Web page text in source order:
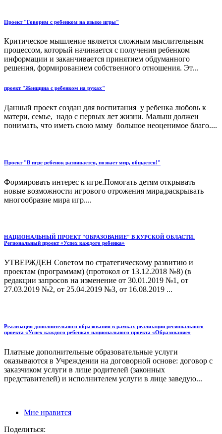
Проект "Говорим с ребенком на языке игры"
Критическое мышление является сложным мыслительным
процессом, который начинается с получения ребенком
информации и заканчивается принятием обдуманного
решения, формированием собственного отношения. Эт...
проект "Женщина с ребенком на руках"
Данный проект создан для воспитания у ребенка любовь к
матери, семье, надо с первых лет жизни. Малыш должен
понимать, что иметь свою маму большое неоценимое благо....
Проект "В игре ребенок развивается, познает мир, общается!"
Формировать интерес к игре.Помогать детям открывать
новые возможности игрового отрожения мира,раскрывать
многообразие мира игр....
НАЦИОНАЛЬНЫЙ ПРОЕКТ "ОБРАЗОВАНИЕ" В КУРСКОЙ ОБЛАСТИ.
Региональный проект «Успех каждого ребенка»
УТВЕРЖДЕН Советом по стратегическому развитию и
проектам (программам) (протокол от 13.12.2018 №8) (в
редакции запросов на изменение от 30.01.2019 №1, от
27.03.2019 №2, от 25.04.2019 №3, от 16.08.2019 ...
Реализация дополнительного образования в рамках реализации регионального
проекта «Успех каждого ребенка» национального проекта «Образование»
Платные дополнительные образовательные услуги
оказываются в Учреждении на договорной основе: договор с
заказчиком услуги в лице родителей (законных
представителей) и исполнителем услуги в лице заведую...
Мне нравится
Поделиться: